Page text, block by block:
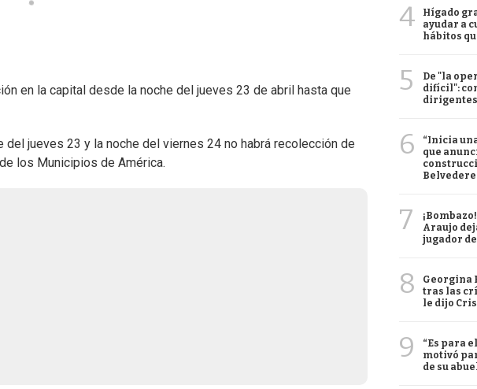
en la capital desde la noche del jueves 23 de abril hasta que
jueves 23 y la noche del viernes 24 no habrá recolección de
los Municipios de América.
4
Hígado
ayudar a
hábitos
5
De "la
difícil":
dirigentes
6
“Inicia
que
Belvedere
7
Araujo
jugador
8
Georgina
tras las
le dijo
9
“Es para
motivó
de su